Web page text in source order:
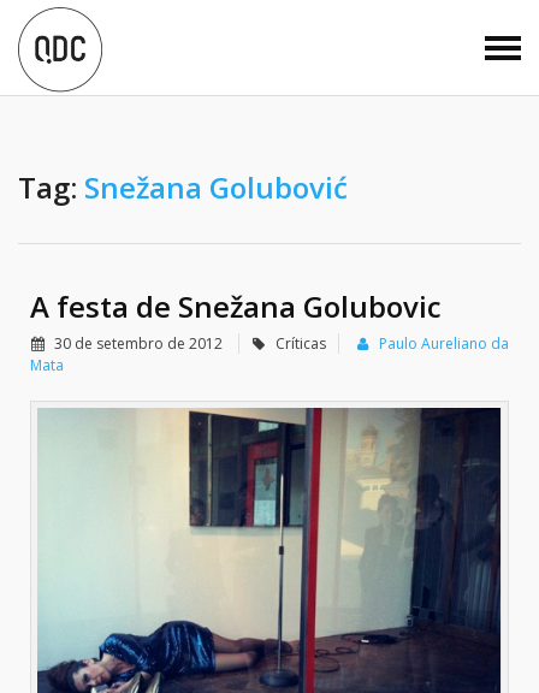
Tag: Snežana Golubović
A festa de Snežana Golubovic
30 de setembro de 2012 Críticas
Paulo Aureliano da
Mata